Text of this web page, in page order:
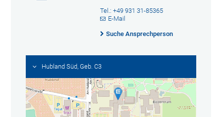
Tel.: +49 931 31-85365
E-Mail
Suche Ansprechperson
Hubland Süd, Geb. C3